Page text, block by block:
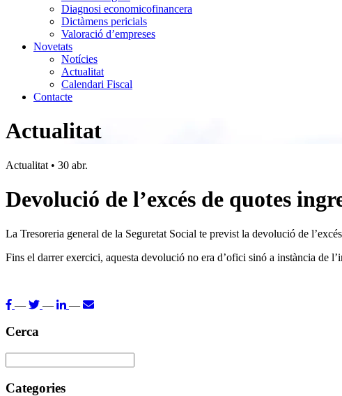
Diagnosi economicofinancera
Dictàmens pericials
Valoració d’empreses
Novetats
Notícies
Actualitat
Calendari Fiscal
Contacte
Actualitat
Actualitat • 30 abr.
Devolució de l’excés de quotes
La Tresoreria general de la Seguretat Social te previst la devolució de
Fins el darrer exercici, aquesta devolució no era d’ofici sinó a instància de
— — —
Cerca
Categories